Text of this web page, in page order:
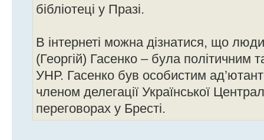
бібліотеці у Празі.
В інтернеті можна дізнатися, що
(Георгій) Гасенко – була політичним
УНР. Гасенко був особистим
членом делегації Української
переговорах у Бресті.